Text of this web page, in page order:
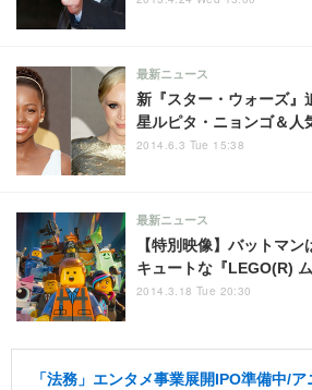
新『スター・ウォーズ
星ルピタ・ニョンゴ＆人
最新ニュース
2014.6.3 Tue 15:38
【特別映像】バットマ
キュートな『LEGO(R)
最新ニュース
2014.3.18 Tue 20:30
「法務」エンタメ事業展開IPO準備中/